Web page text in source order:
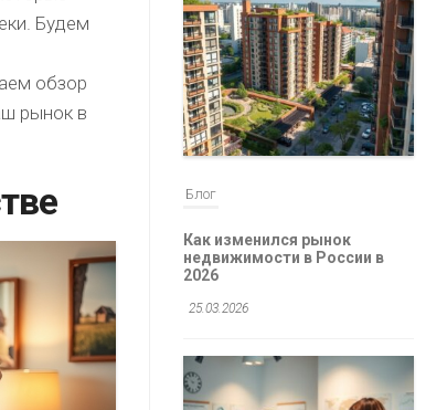
Будем
обзор
рынок в
Блог
Как изменился рынок
недвижимости в России в
2026
25.03.2026